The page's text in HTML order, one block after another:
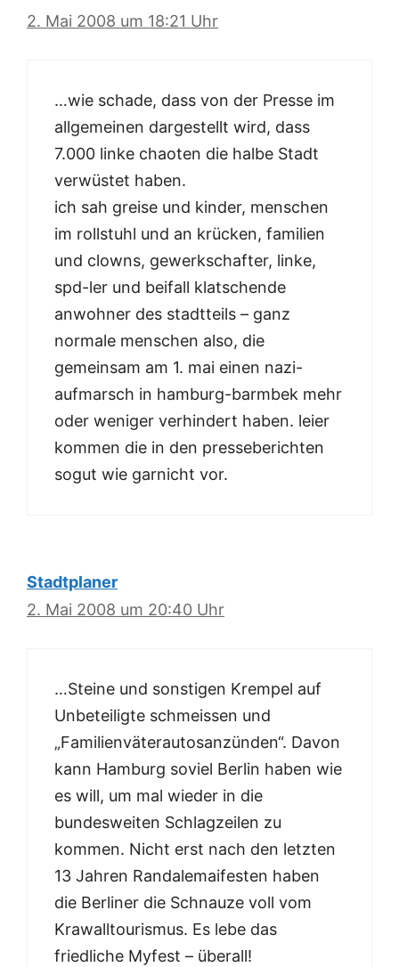
2. Mai 2008 um 18:21 Uhr
…wie schade, dass von der Presse im
allgemeinen dargestellt wird, dass
7.000 linke chaoten die halbe Stadt
verwüstet haben.
ich sah greise und kinder, menschen
im rollstuhl und an krücken, familien
und clowns, gewerkschafter, linke,
spd-ler und beifall klatschende
anwohner des stadtteils – ganz
normale menschen also, die
gemeinsam am 1. mai einen nazi-
aufmarsch in hamburg-barmbek mehr
oder weniger verhindert haben. leier
kommen die in den presseberichten
sogut wie garnicht vor.
Stadtplaner
2. Mai 2008 um 20:40 Uhr
…Steine und sonstigen Krempel auf
Unbeteiligte schmeissen und
„Familienväterautosanzünden“. Davon
kann Hamburg soviel Berlin haben wie
es will, um mal wieder in die
bundesweiten Schlagzeilen zu
kommen. Nicht erst nach den letzten
13 Jahren Randalemaifesten haben
die Berliner die Schnauze voll vom
Krawalltourismus. Es lebe das
friedliche Myfest – überall!